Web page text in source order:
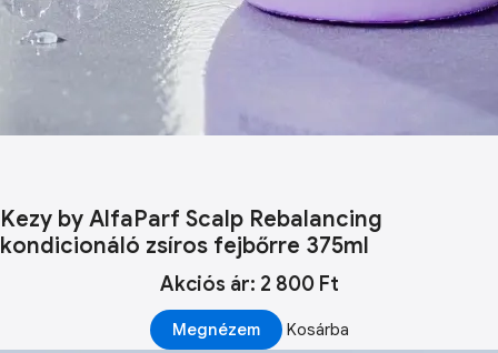
Kezy by AlfaParf Scalp Rebalancing
kondicionáló zsíros fejbőrre 375ml
Akciós ár: 2 800 Ft
Megnézem Kosárba